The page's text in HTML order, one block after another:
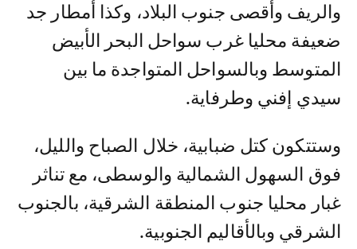
والريف وأقصى جنوب البلاد، وكذا أمطار جد
ضعيفة محليا غرب سواحل البحر الأبيض
المتوسط وبالسواحل المتواجدة ما بين
سيدي إفني وطرفاية.
وستتكون كتل ضبابية، خلال الصباح والليل،
فوق السهول الشمالية والوسطى، مع تناثر
غبار محليا جنوب المنطقة الشرقية، بالجنوب
الشرقي وبالأقاليم الجنوبية.